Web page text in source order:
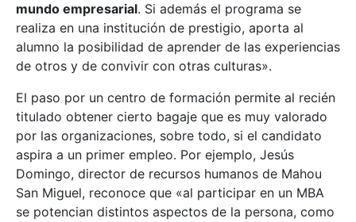
mundo empresarial. Si además el programa se
realiza en una institución de prestigio, aporta al
alumno la posibilidad de aprender de las experiencias
de otros y de convivir con otras culturas».
El paso por un centro de formación permite al recién
titulado obtener cierto bagaje que es muy valorado
por las organizaciones, sobre todo, si el candidato
aspira a un primer empleo. Por ejemplo, Jesús
Domingo, director de recursos humanos de Mahou
San Miguel, reconoce que «al participar en un MBA
se potencian distintos aspectos de la persona, como